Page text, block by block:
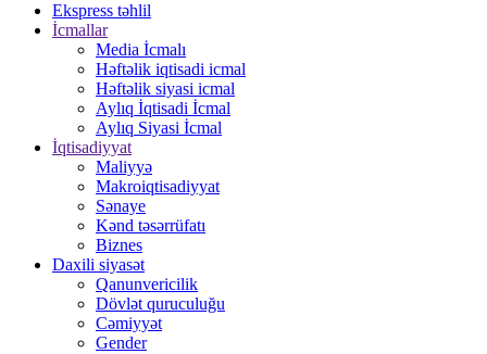
Ekspress təhlil
İcmallar
Media İcmalı
Həftəlik iqtisadi icmal
Həftəlik siyasi icmal
Aylıq İqtisadi İcmal
Aylıq Siyasi İcmal
İqtisadiyyat
Maliyyə
Makroiqtisadiyyat
Sənaye
Kənd təsərrüfatı
Biznes
Daxili siyasət
Qanunvericilik
Dövlət quruculuğu
Cəmiyyət
Gender